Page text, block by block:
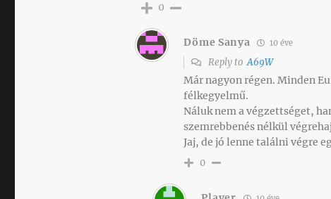
0
Döme Sanya 10 éve
Reply toA69W
Már nagyon régen. Minden
félkegyelmű.
Náluk nem a végzettséget,
szemrebbenés nélkül
Jaj, de jó lenne találni végre
0